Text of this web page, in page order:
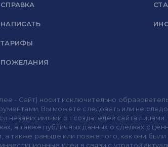
СПРАВКА
НАПИСАТЬ
ТАРИФЫ
ПОЖЕЛАНИЯ
- Сайт) носит исключительно
Вы можете следовать или не
независимыми от создателей сайта
а также публичных данных о сделках с
а также раньше или позже того, как они
идеи в связи с утратой